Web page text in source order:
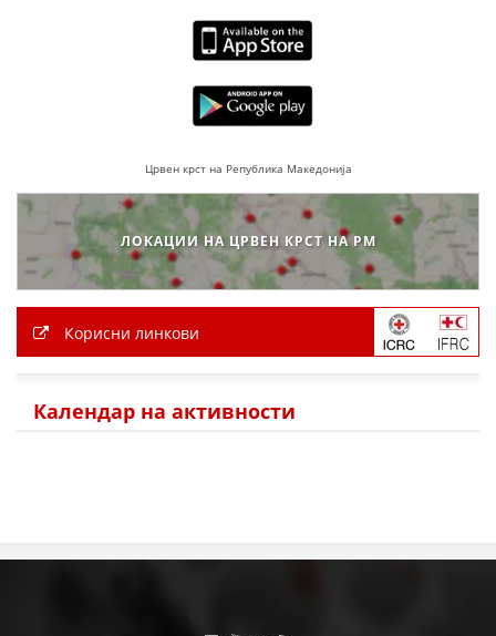
ЗА НАС
ДЕЈСТВУВАЊЕ
ПРИРАЧНИЦИ
СТРАТЕГИИ
ЕДУКАТИВНО ИНФОРМАТИВНИ МАТЕРИЈАЛИ
БРОШУРИ
Црвен крст на Република Македонија
ЛОКАЦИИ НА ЦРВЕН КРСТ НА РМ
Корисни линкови
Календар на активности